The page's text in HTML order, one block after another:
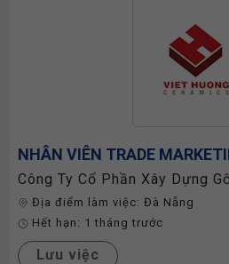
NHÂN VIÊN TRADE
Công Ty Cổ Phần Xây Dựng
Địa điểm làm việc: Đà Nẵng
Hết hạn: 1 tháng trước
Lưu việc